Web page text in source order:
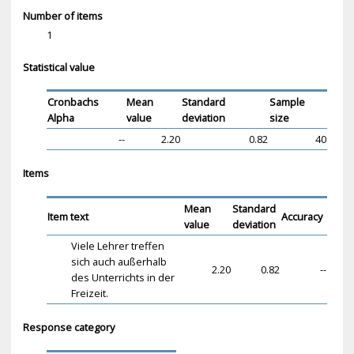
Number of items
1
Statistical value
Cronbachs
Alpha
Mean
value
Standard
deviation
Sample
size
--
2.20 0.82 40
Items
Item text
Mean
value
Standard
deviation
Accuracy
Viele Lehrer treffen
sich auch außerhalb
des Unterrichts in der
Freizeit.
2.20 0.82 --
Response category